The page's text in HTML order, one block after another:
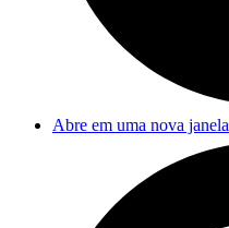
Abre em uma nova janela